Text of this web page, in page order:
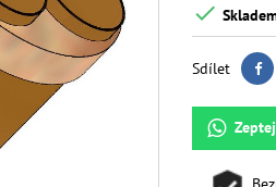

Sdílet